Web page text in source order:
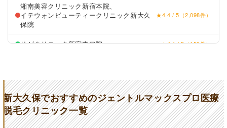
湘南美容クリニック新宿本院、
イテウォンビューティークリニック新大久
保院
★4.4 / 5（2,098件）
リゼクリニック新宿東口院 ★4.1 / 5（150件）
新宿フェミークリニック ★4.4 (238件)
高田馬場皮膚科 ★4.2 (246件)
百人町アルファクリニック ★4.5 (26件)
新大久保でおすすめのジェントルマックスプロ医療
脱毛クリニック一覧